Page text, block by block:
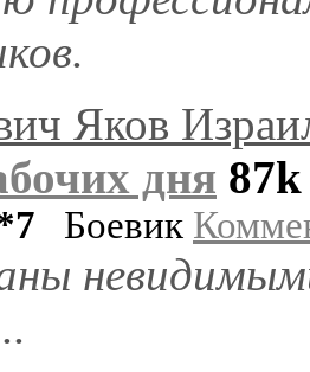
Яков
дня 87k
Боевик